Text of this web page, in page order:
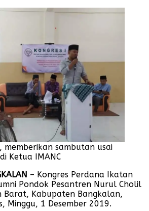
memberikan sambutan usai
Ketua IMANC
– Kongres Perdana Ikatan
Pondok Pesantren Nurul Cholil
Barat, Kabupaten Bangkalan,
Minggu, 1 Desember 2019.